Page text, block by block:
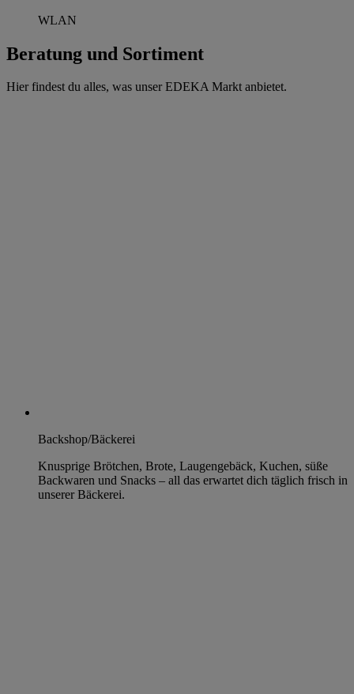
WLAN
Beratung und Sortiment
Hier findest du alles, was unser EDEKA Markt anbietet.
Backshop/Bäckerei
Knusprige Brötchen, Brote, Laugengebäck, Kuchen, süße
Backwaren und Snacks – all das erwartet dich täglich frisch in
unserer Bäckerei.